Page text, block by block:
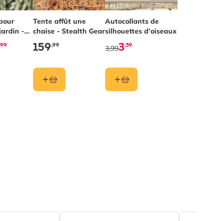
-
Tente affût une
chaise - Stealth Gear
159,99
Autocollants de
silhouettes d’oiseaux
3,59
3,99